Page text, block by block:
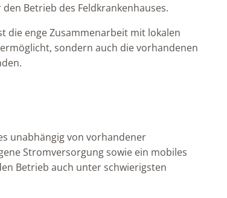
Betrieb des Feldkrankenhauses.
die enge Zusammenarbeit mit lokalen
sondern auch die vorhandenen
unabhängig von vorhandener
Stromversorgung sowie ein mobiles
Betrieb auch unter schwierigsten